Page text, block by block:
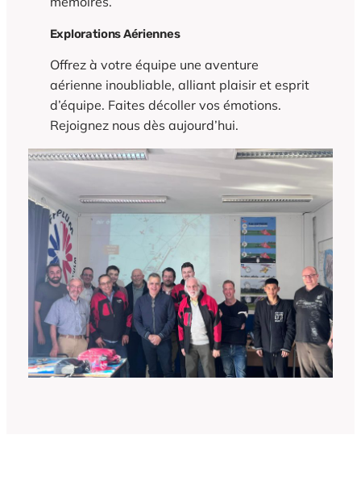
Explorations Aériennes
Offrez à votre équipe une aventure
aérienne inoubliable, alliant plaisir et esprit
d’équipe. Faites décoller vos émotions.
Rejoignez nous dès aujourd’hui.